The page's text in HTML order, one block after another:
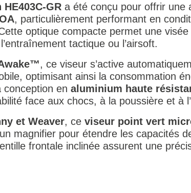
GR a été conçu pour offrir une
, particulièrement performant en
optique compacte permet une
tactique ou l’airsoft.
, ce viseur s’active
optimisant ainsi la consommation
conception en aluminium haute
face aux chocs, à la poussière et à
et Weaver, ce viseur point vert
magnifier pour étendre les capacités
frontale inclinée assurent une